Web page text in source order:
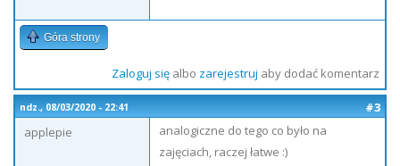
Góra strony
Zaloguj sięalbo zarejestruj aby dodać komentarz
ndz., 08/03/2020 - 22:41
#3
applepie
analogiczne do tego co było na
zajęciach, raczej łatwe :)